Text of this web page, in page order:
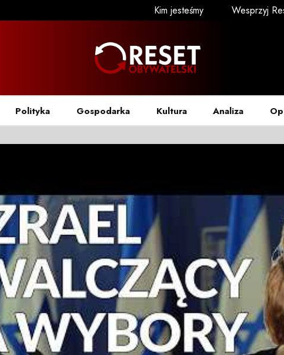
Kim jesteśmy Wesprzyj
Polityka Gospodarka Kultura Analiza